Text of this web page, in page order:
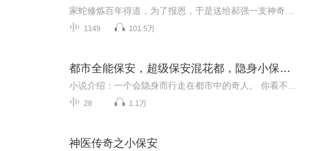
1149 101.5万
都市全能保安，超级保安混花都，隐身小保安许嘉允张易
28 1.1万
神医传奇之小保安